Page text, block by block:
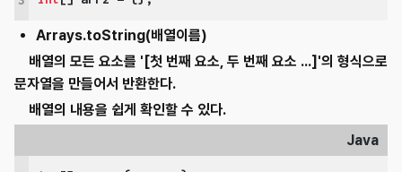
Arrays.toString(배열이름)
배열의 모든 요소를 '[첫 번째 요소, 두 번째 요소 ...]'의 형식으로
문자열을 만들어서 반환한다.
배열의 내용을 쉽게 확인할 수 있다.
Java